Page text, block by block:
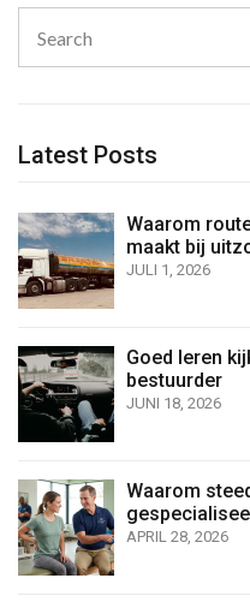
for:
Latest Posts
Waarom
maakt bij
JULI 1, 2026
Goed leren
bestuurder
JUNI 18, 2026
Waarom
APRIL 28, 2026